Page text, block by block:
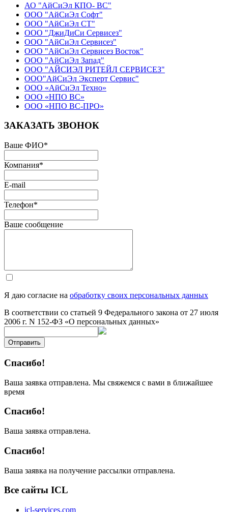
АО "АйСиЭл КПО- ВС"
ООО "АйСиЭл Софт"
ООО "АйСиЭл СТ"
ООО "ДжиДиСи Сервисез"
ООО "АйСиЭл Сервисез"
ООО "АйСиЭл Сервисез Восток"
ООО "АйСиЭл Запад"
ООО "АЙСИЭЛ РИТЕЙЛ СЕРВИСЕЗ"
ООО"АйСиЭл Эксперт Сервис"
ООО «АйСиЭл Техно»
ООО «НПО ВС»
ООО «НПО ВС-ПРО»
ЗАКАЗАТЬ ЗВОНОК
Ваше ФИО*
Компания*
E-mail
Телефон*
Ваше сообщение
Я даю согласие на обработку своих персональных данных
В соответствии со статьей 9 Федерального закона от 27 июля
2006 г. N 152-ФЗ «О персональных данных»
Отправить
Спасибо!
Ваша заявка отправлена. Мы свяжемся с вами в ближайшее
время
Спасибо!
Ваша заявка отправлена.
Спасибо!
Ваша заявка на получение рассылки отправлена.
Все сайты ICL
icl-services.com